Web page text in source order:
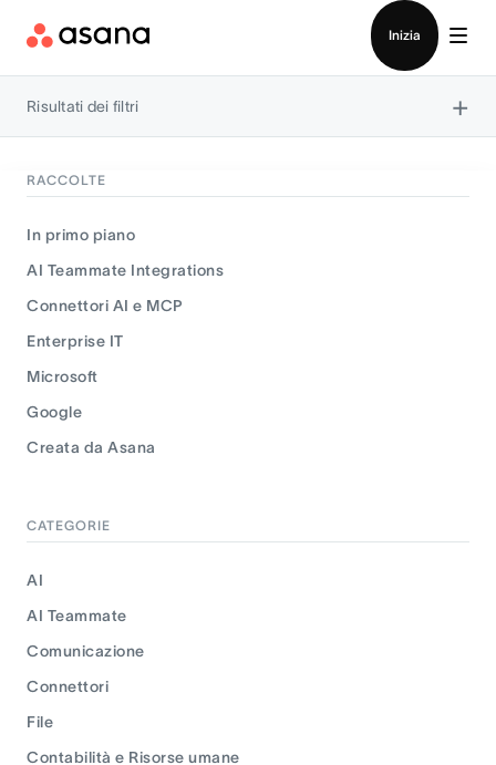
Inizia
Risultati dei filtri ×
RACCOLTE
In primo piano
AI Teammate Integrations
Connettori AI e MCP
Enterprise IT
Microsoft
Google
Creata da Asana
CATEGORIE
AI
AI Teammate
Comunicazione
Connettori
File
Contabilità e Risorse umane